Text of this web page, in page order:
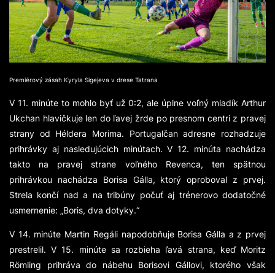
Premiérový zásah Kyryla Sigejeva v drese Tatrana
V 11. minúte to mohlo byť už 0:2, ale úplne voľný mladík Arthur
Ukchan hlavičkuje len do ľavej žrde po presnom centri z pravej
strany od Héldera Morima. Portugalčan adresne rozhadzuje
prihrávky aj nasledujúcich minútach. V 12. minúta nachádza
takto na pravej strane voľného Revenca, ten spätnou
prihrávkou nachádza Borisa Gálla, ktorý oproboval z prvej.
Strela končí nad a na tribúny počuť aj trénerovo dodatočné
usmernenie: „Boris, dva dotyky.“
V 14. minúte Martin Regáli napodobňuje Borisa Gálla a z prvej
prestrelil. V 15. minúte sa rozbieha ľavá strana, keď Moritz
Rӧmling prihráva do nábehu Borisovi Gállovi, ktorého však